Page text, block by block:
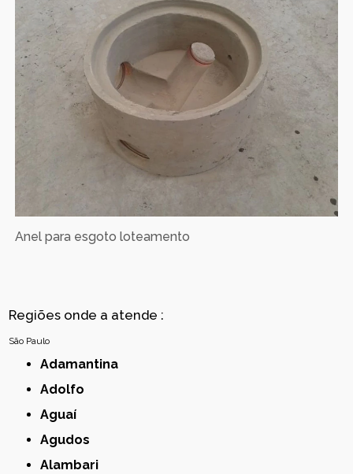
Anel para esgoto loteamento
Regiões onde a atende :
São Paulo
Adamantina
Adolfo
Aguaí
Agudos
Alambari